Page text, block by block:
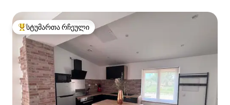
სტუმართა რჩეული მოწინავე ვარიანტი
სტუმართა რჩეული